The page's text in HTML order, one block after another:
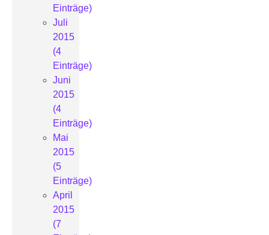
Einträge)
Juli
2015
(4
Einträge)
Juni
2015
(4
Einträge)
Mai
2015
(5
Einträge)
April
2015
(7